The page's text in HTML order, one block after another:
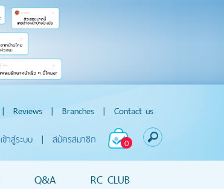
| Reviews | Branches | Contact us
0
เข้าสู่ระบบ | สมัครสมาชิก
Q&A RC CLUB